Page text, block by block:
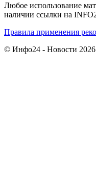
Любое использование
наличии ссылки на
Правила применения
© Инфо24 - Новости 2026